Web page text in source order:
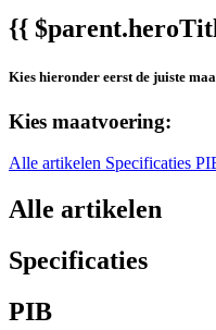
{{
Kies hieronder eerst de juiste
Kies maatvoering:
Alle artikelen Specificaties
Alle artikelen
Specificaties
PIB